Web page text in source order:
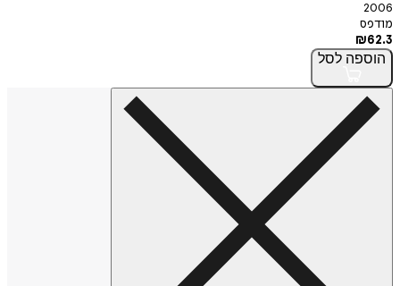
2006
מודפס
₪62.3
הוספה לסל